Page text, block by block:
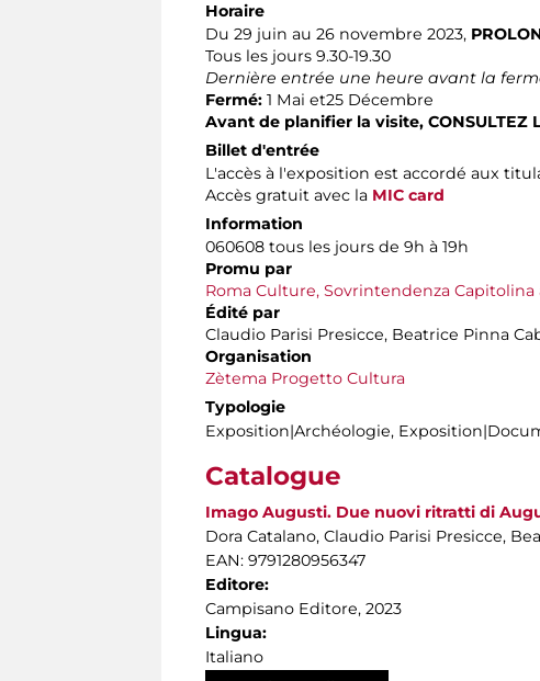
Horaire
Du 29 juin au 26 novembre 2023,
Tous les jours 9.30-19.30
Dernière entrée une heure avant la
Fermé: 1 Mai et25 Décembre
Avant de planifier la visite, CONSULTEZ
Billet d'entrée
L'accès à l'exposition est accordé aux
Accès gratuit avec la MIC card
Information
060608 tous les jours de 9h à 19h
Promu par
Roma Culture, Sovrintendenza
Édité par
Claudio Parisi Presicce, Beatrice Pinna
Organisation
Zètema Progetto Cultura
Typologie
Exposition|Archéologie,
Catalogue
Imago Augusti. Due nuovi ritratti di
Dora Catalano, Claudio Parisi Presicce,
EAN: 9791280956347
Editore:
Campisano Editore, 2023
Lingua:
Italiano